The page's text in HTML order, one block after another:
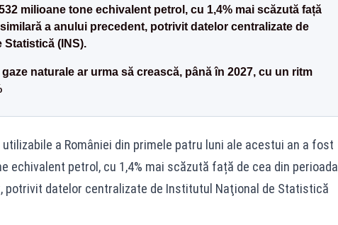
milioane tone echivalent petrol, cu 1,4% mai scăzută față
a anului precedent, potrivit datelor centralizate de
Statistică (INS).
naturale ar urma să crească, până în 2027, cu un ritm
a României din primele patru luni ale acestui an a fost
echivalent petrol, cu 1,4% mai scăzută față de cea din perioada
potrivit datelor centralizate de Institutul Naţional de Statistică